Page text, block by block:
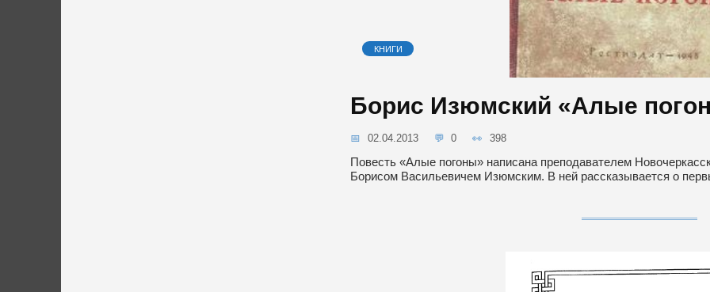
КНИГИ
Борис Изюмский «Алые
02.04.2013 0 398
Повесть «Алые погоны» написана преподавателем
Борисом Васильевичем Изюмским. В ней рассказывается о